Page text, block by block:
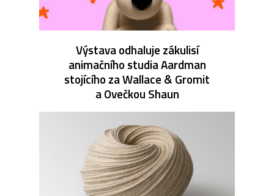
Výstava odhaluje zákulisí
animačního studia Aardman
stojícího za Wallace & Gromit
a Ovečkou Shaun